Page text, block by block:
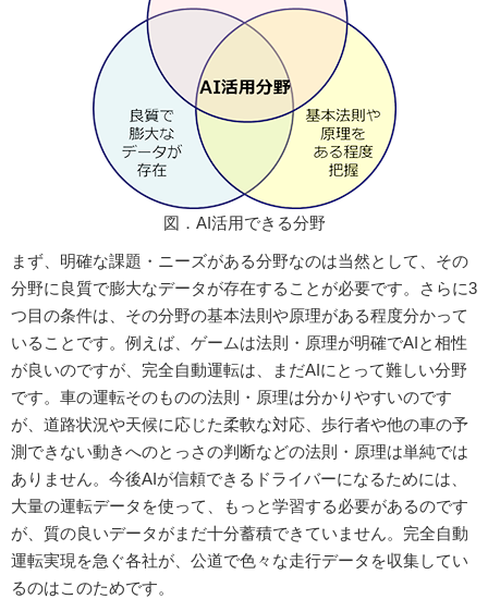
図．AI活用できる分野
まず、明確な課題・ニーズがある分野なのは当然として、その
分野に良質で膨大なデータが存在することが必要です。さらに3
つ目の条件は、その分野の基本法則や原理がある程度分かって
いることです。例えば、ゲームは法則・原理が明確でAIと相性
が良いのですが、完全自動運転は、まだAIにとって難しい分野
です。車の運転そのものの法則・原理は分かりやすいのです
が、道路状況や天候に応じた柔軟な対応、歩行者や他の車の予
測できない動きへのとっさの判断などの法則・原理は単純では
ありません。今後AIが信頼できるドライバーになるためには、
大量の運転データを使って、もっと学習する必要があるのです
が、質の良いデータがまだ十分蓄積できていません。完全自動
運転実現を急ぐ各社が、公道で色々な走行データを収集してい
るのはこのためです。